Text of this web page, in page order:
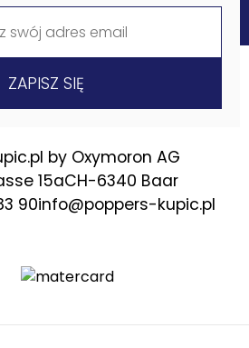
by Oxymoron AG
15aCH-6340 Baar
90info@poppers-kupic.pl